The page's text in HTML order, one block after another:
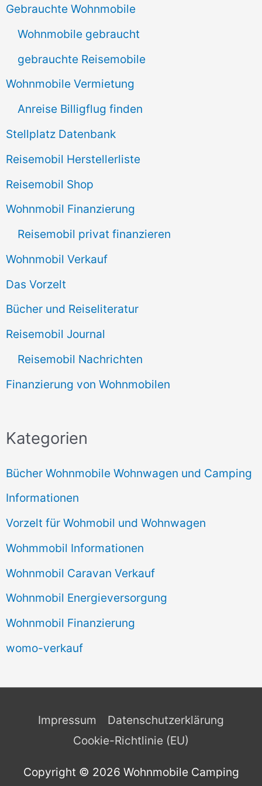
n
Gebrauchte Wohnmobile
Wohnmobile gebraucht
gebrauchte Reisemobile
Wohnmobile Vermietung
Anreise Billigflug finden
Stellplatz Datenbank
Reisemobil Herstellerliste
Reisemobil Shop
Wohnmobil Finanzierung
Reisemobil privat finanzieren
Wohnmobil Verkauf
Das Vorzelt
Bücher und Reiseliteratur
Reisemobil Journal
Reisemobil Nachrichten
Finanzierung von Wohnmobilen
Kategorien
Bücher Wohnmobile Wohnwagen und Camping
Informationen
Vorzelt für Wohmobil und Wohnwagen
Wohmmobil Informationen
Wohnmobil Caravan Verkauf
Wohnmobil Energieversorgung
Wohnmobil Finanzierung
womo-verkauf
Impressum
Datenschutzerklärung
Cookie-Richtlinie (EU)
Copyright © 2026 Wohnmobile Camping